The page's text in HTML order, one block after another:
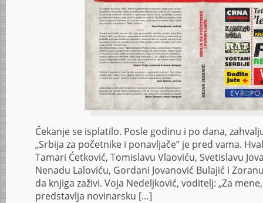
Čekanje se isplatilo. Posle godinu i po dana,
„Srbija za početnike i ponavljače” je pred vama.
Tamari Ćetković, Tomislavu Vlaoviću, Svetislavu
Nenadu Laloviću, Gordani Jovanović Bulajić i
da knjiga zaživi. Voja Nedeljković, voditelj: „Za
predstavlja novinarsku […]